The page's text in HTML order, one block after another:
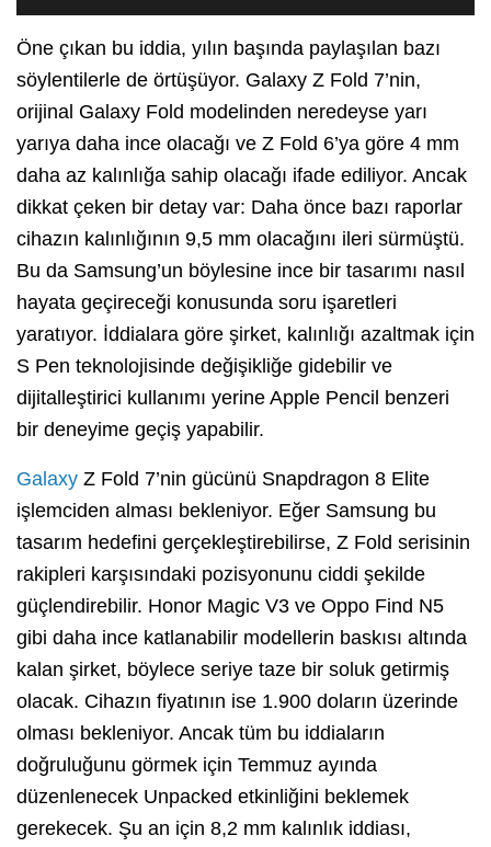
Öne çıkan bu iddia, yılın başında paylaşılan bazı
söylentilerle de örtüşüyor. Galaxy Z Fold 7’nin,
orijinal Galaxy Fold modelinden neredeyse yarı
yarıya daha ince olacağı ve Z Fold 6’ya göre 4 mm
daha az kalınlığa sahip olacağı ifade ediliyor. Ancak
dikkat çeken bir detay var: Daha önce bazı raporlar
cihazın kalınlığının 9,5 mm olacağını ileri sürmüştü.
Bu da Samsung’un böylesine ince bir tasarımı nasıl
hayata geçireceği konusunda soru işaretleri
yaratıyor. İddialara göre şirket, kalınlığı azaltmak için
S Pen teknolojisinde değişikliğe gidebilir ve
dijitalleştirici kullanımı yerine Apple Pencil benzeri
bir deneyime geçiş yapabilir.
Galaxy Z Fold 7’nin gücünü Snapdragon 8 Elite
işlemciden alması bekleniyor. Eğer Samsung bu
tasarım hedefini gerçekleştirebilirse, Z Fold serisinin
rakipleri karşısındaki pozisyonunu ciddi şekilde
güçlendirebilir. Honor Magic V3 ve Oppo Find N5
gibi daha ince katlanabilir modellerin baskısı altında
kalan şirket, böylece seriye taze bir soluk getirmiş
olacak. Cihazın fiyatının ise 1.900 doların üzerinde
olması bekleniyor. Ancak tüm bu iddiaların
doğruluğunu görmek için Temmuz ayında
düzenlenecek Unpacked etkinliğini beklemek
gerekecek. Şu an için 8,2 mm kalınlık iddiası,